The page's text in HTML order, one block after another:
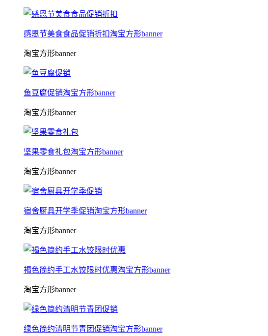
感恩节美食食品促销折扣淘宝方形banner
淘宝方形banner
鱼豆腐促销淘宝方形banner
淘宝方形banner
坚果零食礼包淘宝方形banner
淘宝方形banner
宿舍厨具开学季促销淘宝方形banner
淘宝方形banner
褐色简约手工水饺限时优惠淘宝方形banner
淘宝方形banner
绿色简约清明节青团促销淘宝方形banner